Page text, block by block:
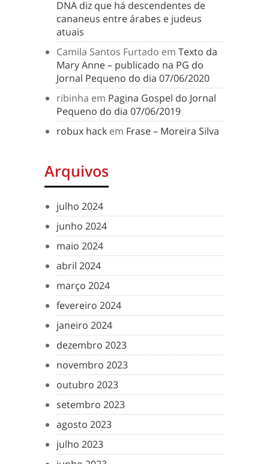
DNA diz que há descendentes de
cananeus entre árabes e judeus
atuais
Camila Santos Furtado em Texto da
Mary Anne – publicado na PG do
Jornal Pequeno do dia 07/06/2020
ribinha em Pagina Gospel do Jornal
Pequeno do dia 07/06/2019
robux hack em Frase – Moreira Silva
Arquivos
julho 2024
junho 2024
maio 2024
abril 2024
março 2024
fevereiro 2024
janeiro 2024
dezembro 2023
novembro 2023
outubro 2023
setembro 2023
agosto 2023
julho 2023